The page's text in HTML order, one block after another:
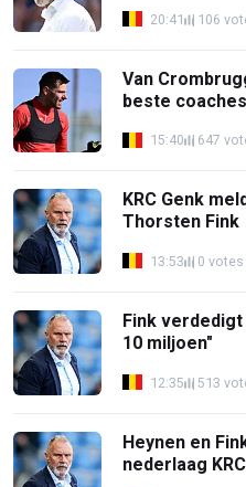
20:41 106
Van
beste
15:40 647
KRC Genk
Thorsten Fink
13:53 0 votes
Fink
10 miljoen"
12:35 513
Heynen en
nederlaag